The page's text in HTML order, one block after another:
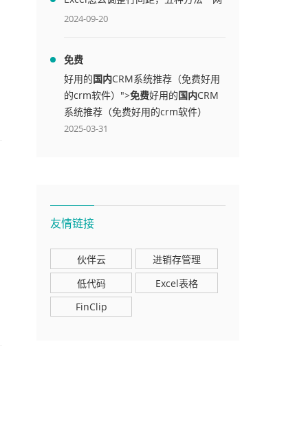
打尽
2024-09-20
免费
好用的国内CRM系统推荐（免费好用
的crm软件）">免费好用的国内CRM
系统推荐（免费好用的crm软件）
2025-03-31
友情链接
伙伴云
进销存管理
低代码
Excel表格
FinClip